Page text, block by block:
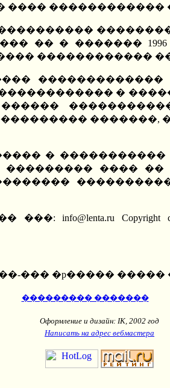
���� ������������
�� � �������
������������
�
�������, �
� �����������
����
- ������ ���:
��-��� �p�����
��������� �������
Оформление и дизайн: IK, 2002 год
Написать на адрес вебмастера